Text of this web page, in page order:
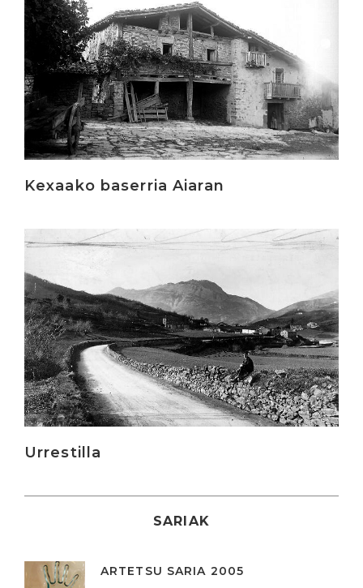
Kexaako baserria Aiaran
Urrestilla
Irakurri
SARIAK
ARTETSU SARIA 2005